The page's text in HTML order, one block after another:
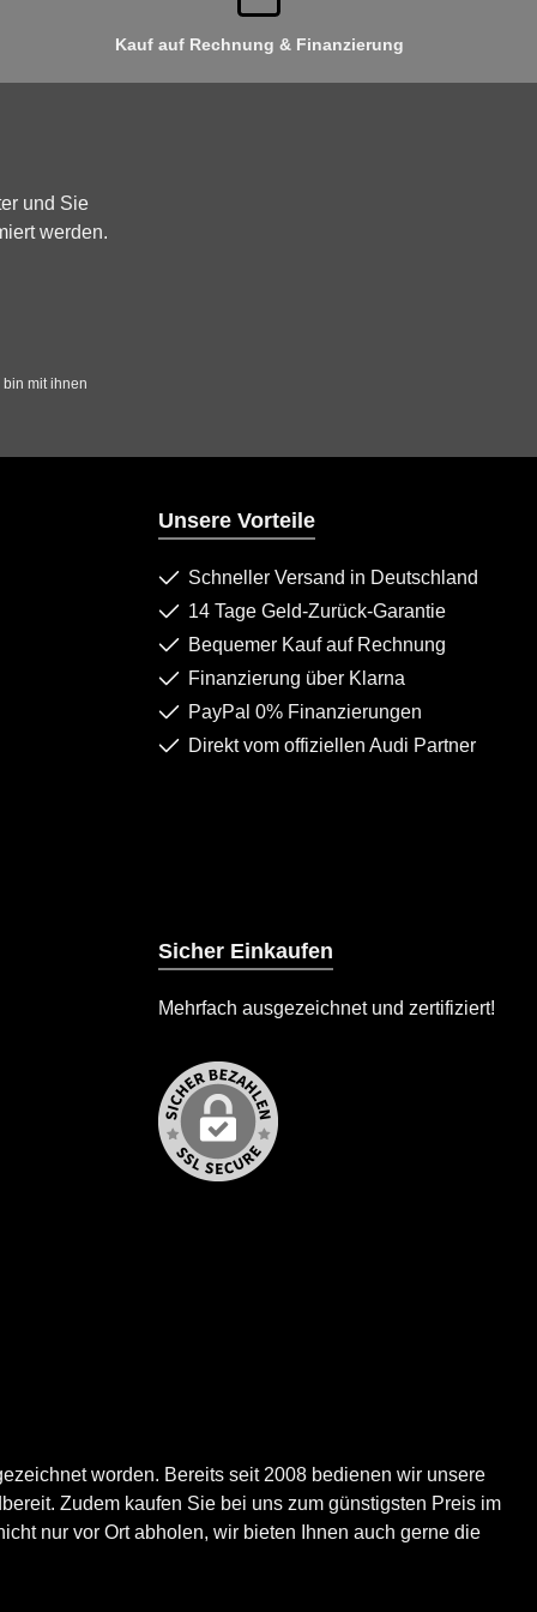
Kauf auf Rechnung & Finanzierung
und Sie
werden.
mit ihnen
Unsere Vorteile
Schneller Versand in Deutschland
14 Tage Geld-Zurück-Garantie
Bequemer Kauf auf Rechnung
Finanzierung über Klarna
PayPal 0% Finanzierungen
Direkt vom offiziellen Audi Partner
Sicher Einkaufen
Mehrfach ausgezeichnet und zertifiziert!
worden. Bereits seit 2008 bedienen wir unsere
Zudem kaufen Sie bei uns zum günstigsten Preis im
nur vor Ort abholen, wir bieten Ihnen auch gerne die